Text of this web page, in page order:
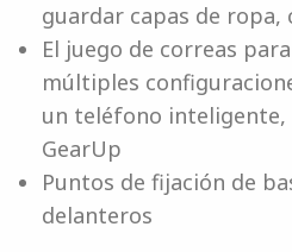
guardar capas de ropa,
El juego de correas
múltiples
un teléfono inteligente,
GearUp
Puntos de fijación de
delanteros